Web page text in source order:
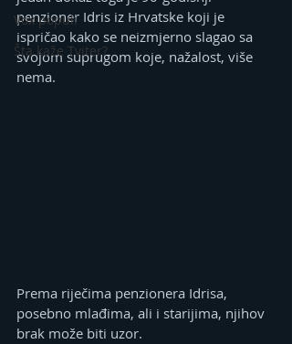
Vox populi
Šta kaže Tviter?
penzioner Idris iz Hrvatske koji je
ispričao kako se neizmjerno slagao sa
svojom suprugom koje, nažalost, više
nema.
Prema riječima penzionera Idrisa,
posebno mlađima, ali i starijima, njihov
brak može biti uzor.